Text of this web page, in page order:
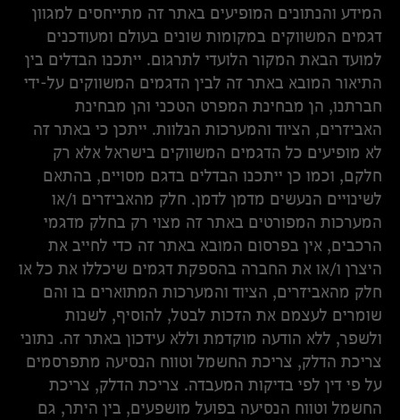
המידע והנתונים המופיעים באתר זה מתייחסים למגוון
דגמים המשווקים במקומות שונים בעולם ומעודכנים
למועד הבאת המקור הלועדי לתרגום. ייתכנו הבדלים בין
התיאור המובא באתר זה לבין הדגמים המשווקים על-ידי
חברתנו, הן מבחינת המפרט הטכני והן מבחינת
האביזרים, הציוד והמערכות הנלוות. ייתכן כי באתר זה
לא מופיעים כל הדגמים המשווקים בישראל אלא רק
חלקם, וכמו כן ייתכנו הבדלים בדגם מסויים, בהתאם
לשינויים הנעשים מדמן לדמן. חלק מהאביזרים ו/או
המערכות המפורטים באתר זה מצוי רק בחלק מדגמי
הרכבים, אין בפרסום המובא באתר זה כדי לחייב את
היצרן ו/או את החברה בהספקת דגמים שיכללו את כל או
חלק מהאביזרים, הציוד והמערכות המתוארים בו והם
שומרים לעצמם את הזכות לבטל, להוסיף, לשנות
ולשפר, ללא הודעה מוקדמת וללא עידכון באתר זה. נתוני
צריכת הדלק, צריכת החשמל וטווח הנסיעה מתפרסמים
על פי דין לפי בדיקות המעבדה. צריכת הדלק, צריכת
החשמל וטווח הנסיעה בפועל מושפעים, בין היתר, גם